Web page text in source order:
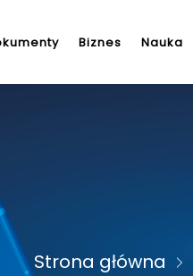
Biznes Nauka
Strona główna